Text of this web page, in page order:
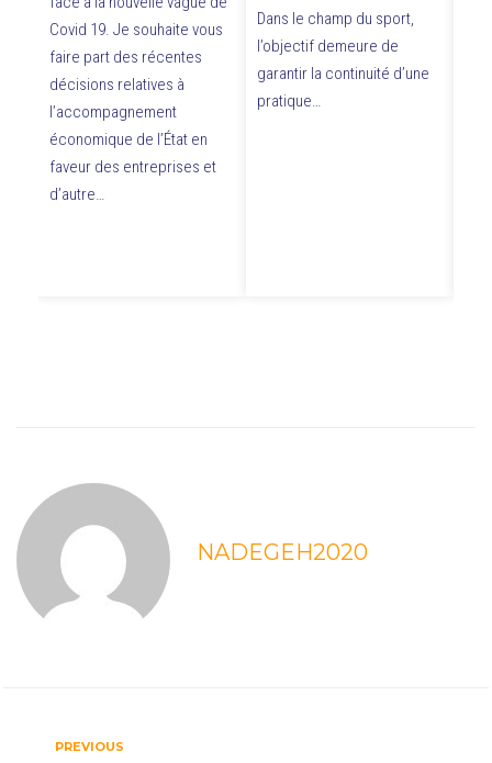
Covid 19. Je souhaite vous
faire part des récentes
décisions relatives à
l’accompagnement
économique de l’État en
faveur des entreprises et
d’autre…
Dans le champ du sport,
l’objectif demeure de
garantir la continuité d’une
pratique…
NADEGEH2020
PREVIOUS